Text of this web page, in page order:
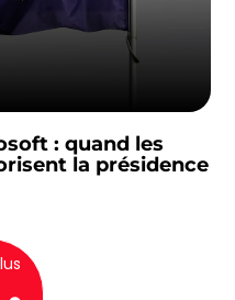
: quand les
la présidence